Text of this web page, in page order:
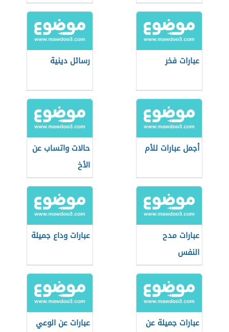
عبارات فخر رسائل دينية
أجمل عبارات للأم
حالات واتساب عن
الأخ
عبارات مدح
النفس
عبارات وداع جميلة
عبارات جميلة عن
عبارات عن الوعي